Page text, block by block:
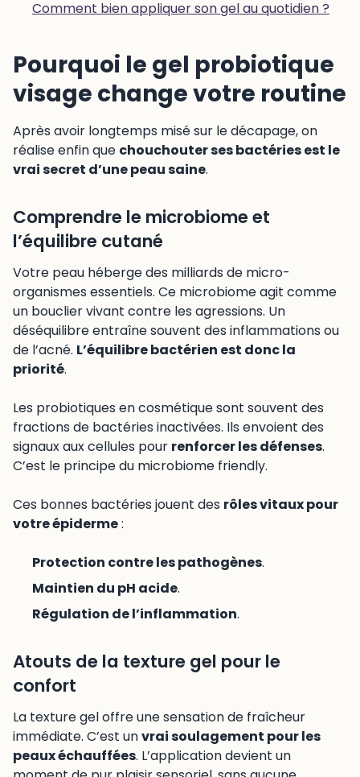
Comment bien appliquer son gel au quotidien ?
Pourquoi le gel probiotique
visage change votre routine
Après avoir longtemps misé sur le décapage, on
réalise enfin que chouchouter ses bactéries est le
vrai secret d’une peau saine.
Comprendre le microbiome et
l’équilibre cutané
Votre peau héberge des milliards de micro-
organismes essentiels. Ce microbiome agit comme
un bouclier vivant contre les agressions. Un
déséquilibre entraîne souvent des inflammations ou
de l’acné. L’équilibre bactérien est donc la
priorité.
Les probiotiques en cosmétique sont souvent des
fractions de bactéries inactivées. Ils envoient des
signaux aux cellules pour renforcer les défenses.
C’est le principe du microbiome friendly.
Ces bonnes bactéries jouent des rôles vitaux pour
votre épiderme:
Protection contre les pathogènes.
Maintien du pH acide.
Régulation de l’inflammation.
Atouts de la texture gel pour le
confort
La texture gel offre une sensation de fraîcheur
immédiate. C’est unvrai soulagement pour les
peaux échauffées. L’application devient un